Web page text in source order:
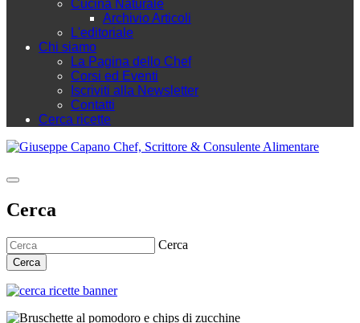
Cucina Naturale
Archivio Articoli
L'editoriale
Chi siamo
La Pagina dello Chef
Corsi ed Eventi
Iscriviti alla Newsletter
Contatti
Cerca ricette
Cerca
Cerca
Cerca